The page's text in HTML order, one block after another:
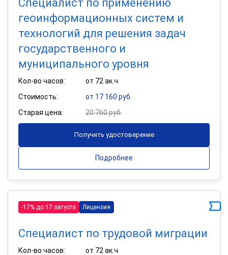
Специалист по применению
геоинформационных систем и
технологий для решения задач
государственного и
муниципального уровня
Кол-во часов:
от 72 ак.ч
Стоимость:
от 17 160 руб.
Старая цена:
20 760 руб.
Получить удостоверение
Подробнее
-17% до 17 августа Лицензия
Специалист по трудовой миграции
Кол-во часов:
от 72 ак.ч